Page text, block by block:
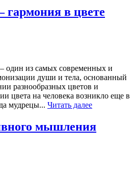
в цвете
один из самых современных и
души и тела, основанный
разнообразных цветов и
цвета на человека возникло еще в
мудрецы... Читать далее
мышления